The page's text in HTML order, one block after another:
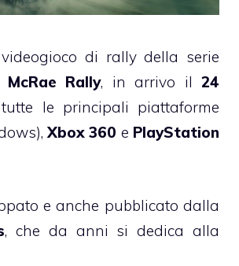
di rally della serie
McRae Rally, in arrivo il24
le principali piattaforme
Xbox 360 e PlayStation
e anche pubblicato dalla
, che da anni si dedica alla